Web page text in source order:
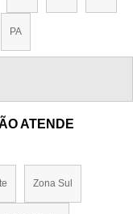
PA
ATENDE
Zona Sul